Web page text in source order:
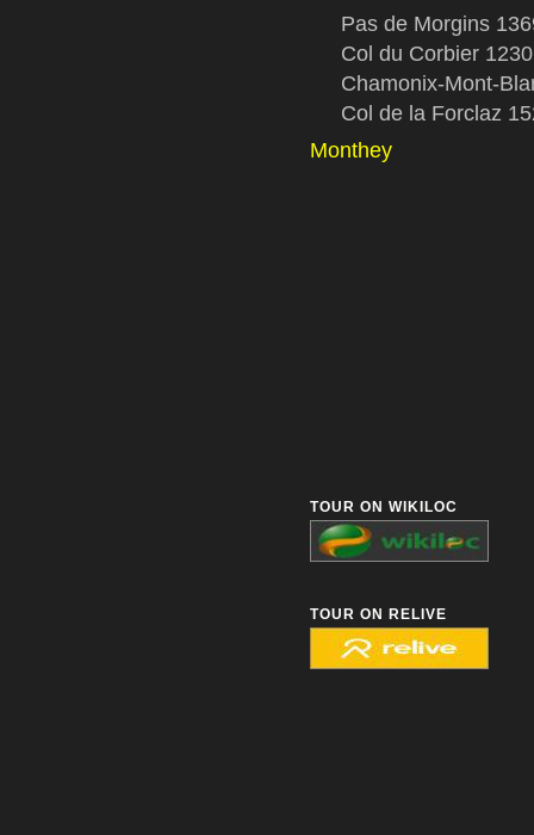
Pas de Morgins
Col du Corbier
Chamonix-Mont-
Col de la Forclaz
Monthey
TOUR ON WIKILOC
TOUR ON RELIVE